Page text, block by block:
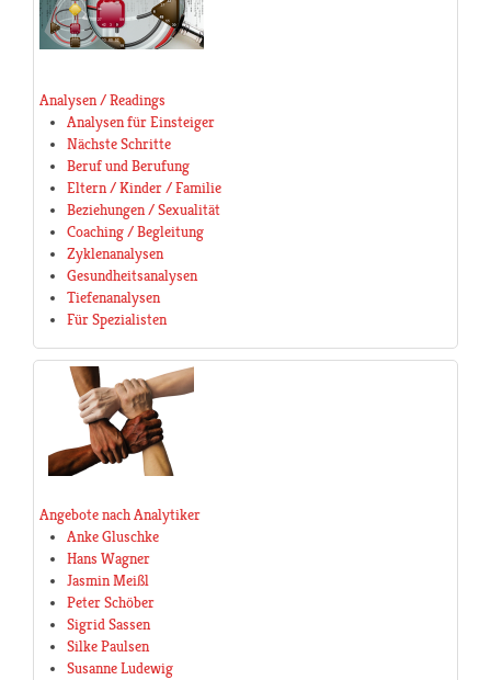
Analysen / Readings
Analysen für Einsteiger
Nächste Schritte
Beruf und Berufung
Eltern / Kinder / Familie
Beziehungen / Sexualität
Coaching / Begleitung
Zyklenanalysen
Gesundheitsanalysen
Tiefenanalysen
Für Spezialisten
Angebote nach Analytiker
Anke Gluschke
Hans Wagner
Jasmin Meißl
Peter Schöber
Sigrid Sassen
Silke Paulsen
Susanne Ludewig